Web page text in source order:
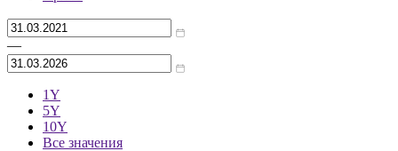
—
1Y
5Y
10Y
Все значения